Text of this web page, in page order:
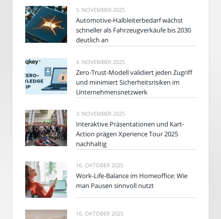
5. NOVEMBER 2025
Automotive-Halbleiterbedarf wächst
schneller als Fahrzeugverkäufe bis 2030
deutlich an
4. NOVEMBER 2025
Zero-Trust-Modell validiert jeden Zugriff
und minimiert Sicherheitsrisiken im
Unternehmensnetzwerk
3. NOVEMBER 2025
Interaktive Präsentationen und Kart-
Action prägen Xperience Tour 2025
nachhaltig
16. OKTOBER 2025
Work-Life-Balance im Homeoffice: Wie
man Pausen sinnvoll nutzt
16. OKTOBER 2025